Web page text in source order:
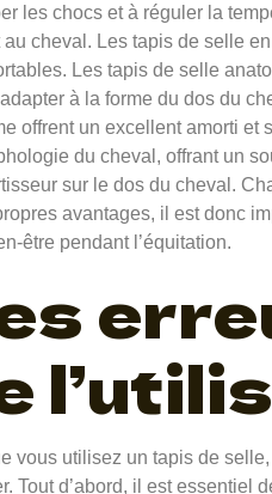
les chocs et à réguler la
au cheval. Les tapis de selle
Les tapis de selle
à la forme du dos du
offrent un excellent amorti et
du cheval, offrant un
sur le dos du cheval.
avantages, il est donc
être pendant l’équitation.
vous utilisez un tapis de
Tout d’abord, il est essentiel